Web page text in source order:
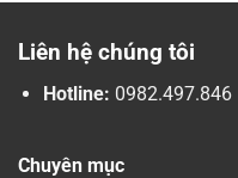
Liên hệ chúng tôi
Hotline: 0982.497.846
Chuyên mục